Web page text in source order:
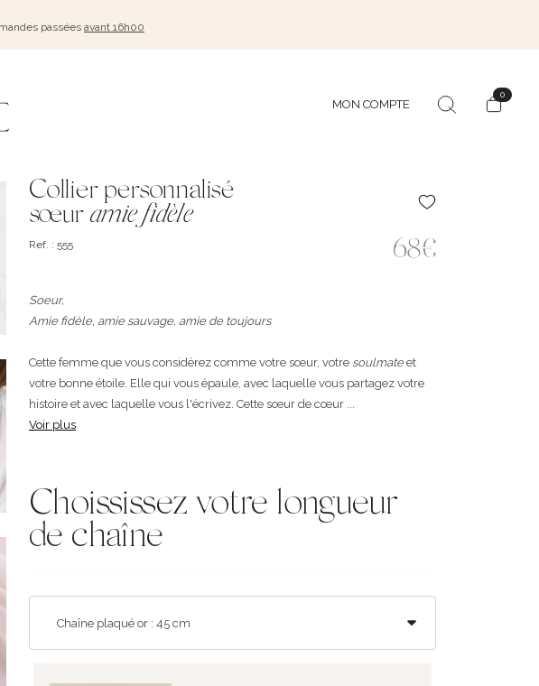
passées avant 16h00
MON COMPTE
0
Collier personnalisé
sœur amie fidèle
Ref. : 555 68€
Soeur,
Amie fidèle, amie sauvage, amie de toujours
Cette femme que vous considérez comme votre sœur, votre soulmateet
votre bonne étoile. Elle qui vous épaule, avec laquelle vous partagez votre
histoire et avec laquelle vous l'écrivez. Cette sœur de cœur ...
Voir plus
Choississez votre longueur
de chaîne